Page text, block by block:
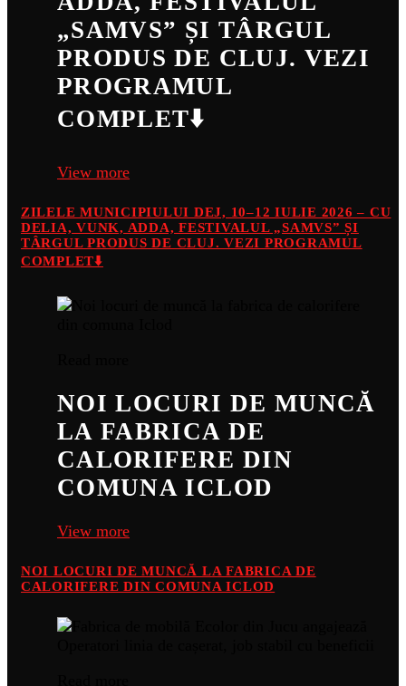
„SAMVS” ȘI TÂRGUL
PRODUS DE CLUJ. VEZI
PROGRAMUL
COMPLET⬇️
View more
ZILELE MUNICIPIULUI DEJ, 10–12 IULIE 2026 – CU
DELIA, VUNK, ADDA, FESTIVALUL „SAMVS” ȘI
TÂRGUL PRODUS DE CLUJ. VEZI PROGRAMUL
COMPLET⬇️
NOI LOCURI DE MUNCĂ
LA FABRICA DE
CALORIFERE DIN
COMUNA ICLOD
View more
NOI LOCURI DE MUNCĂ LA FABRICA DE
CALORIFERE DIN COMUNA ICLOD